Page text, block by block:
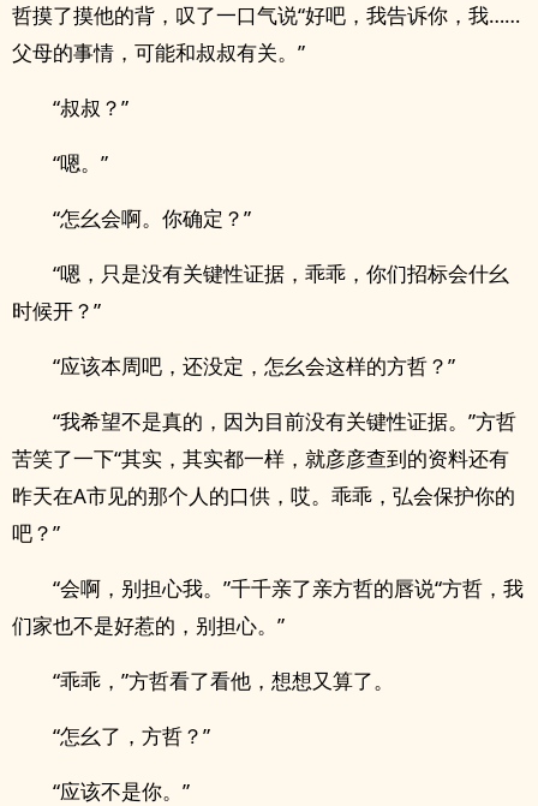
哲摸了摸他的背，叹了一口气说“好吧，我告诉你，我……
父母的事情，可能和叔叔有关。”
“叔叔？”
“嗯。”
“怎幺会啊。你确定？”
“嗯，只是没有关键性证据，乖乖，你们招标会什幺
时候开？”
“应该本周吧，还没定，怎幺会这样的方哲？”
“我希望不是真的，因为目前没有关键性证据。”方哲
苦笑了一下“其实，其实都一样，就彦彦查到的资料还有
昨天在A市见的那个人的口供，哎。乖乖，弘会保护你的
吧？”
“会啊，别担心我。”千千亲了亲方哲的唇说“方哲，我
们家也不是好惹的，别担心。”
“乖乖，”方哲看了看他，想想又算了。
“怎幺了，方哲？”
“应该不是你。”